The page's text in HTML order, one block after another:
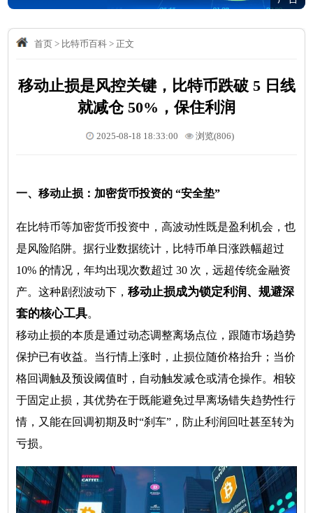
首页> 比特币百科> 正文
移动止损是风控关键，比特币跌破 5 日线
就减仓 50%，保住利润
2025-08-18 18:33:00 浏览(806)
一、移动止损：加密货币投资的 “安全垫”
在比特币等加密货币投资中，高波动性既是盈利机会，也
是风险陷阱。据行业数据统计，比特币单日涨跌幅超过
10% 的情况，年均出现次数超过 30 次，远超传统金融资
产。这种剧烈波动下， 移动止损成为锁定利润、规避深
套的核心工具。
移动止损的本质是通过动态调整离场点位，跟随市场趋势
保护已有收益。当行情上涨时，止损位随价格抬升；当价
格回调触及预设阈值时，自动触发减仓或清仓操作。相较
于固定止损，其优势在于既能避免过早离场错失趋势性行
情，又能在回调初期及时“刹车”，防止利润回吐甚至转为
亏损。